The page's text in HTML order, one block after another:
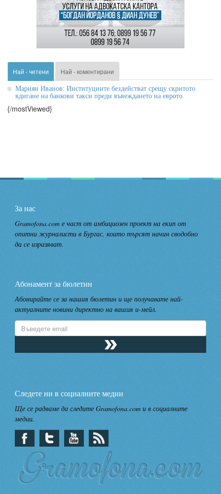
Най - четени Най - коментирани
Мариян Иванов: Институциите бездействат срещу скритото
вдигане на банкови такси преди въвеждането на еврото
{/mostViewed}
За нас
Gramofona.com е част от амбициозен проект на екип от
опитни журналисти в Бургас, които търсят начин сводобно
да се изразяват.
Абонамент за бюлетин
Абонирайте се за нашия бюлетин и ще получавате най-
актуалните новини директно на вашия и-мейл.
Следете ни в социалните медии
Ще се радваме да следите Gramofona.com и в социалните
медии.